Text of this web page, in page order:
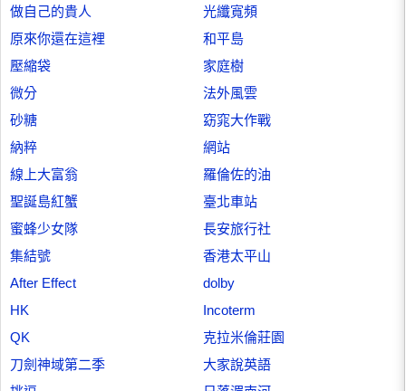
做自己的貴人
光纖寬頻
原來你還在這裡
和平島
壓縮袋
家庭樹
微分
法外風雲
砂糖
窈窕大作戰
納粹
網站
線上大富翁
羅倫佐的油
聖誕島紅蟹
臺北車站
蜜蜂少女隊
長安旅行社
集結號
香港太平山
After Effect
dolby
HK
Incoterm
QK
克拉米倫莊園
刀劍神域第二季
大家說英語